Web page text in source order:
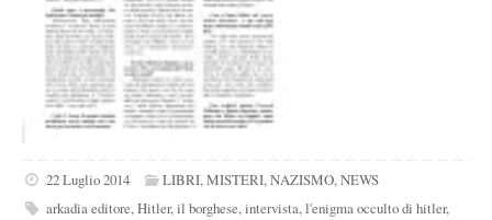
22 Luglio 2014 LIBRI,MISTERI,NAZISMO,NEWS
arkadia editore,Hitler,il borghese,intervista,l'enigma occulto di hitler,